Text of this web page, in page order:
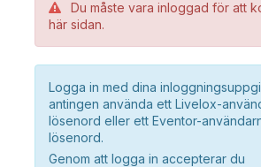
Du måste vara inloggad för att
här sidan.
Logga in med dina
antingen använda ett Livelox-
lösenord eller ett Eventor-
lösenord.
Genom att logga in accepterar du